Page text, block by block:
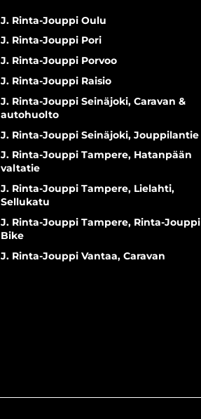
J. Rinta-Jouppi Oulu
J. Rinta-Jouppi Pori
J. Rinta-Jouppi Porvoo
J. Rinta-Jouppi Raisio
J. Rinta-Jouppi Seinäjoki, Caravan &
autohuolto
J. Rinta-Jouppi Seinäjoki, Jouppilantie
J. Rinta-Jouppi Tampere, Hatanpään
valtatie
J. Rinta-Jouppi Tampere, Lielahti,
Sellukatu
J. Rinta-Jouppi Tampere, Rinta-Jouppi
Bike
J. Rinta-Jouppi Vantaa, Caravan